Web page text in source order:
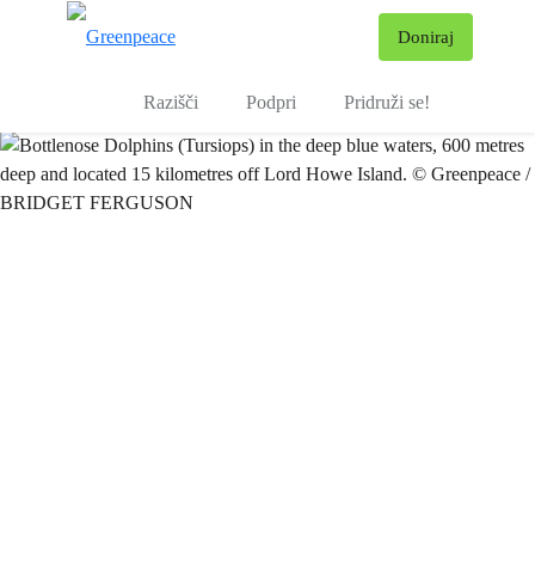
Doniraj
Razišči Podpri Pridruži se!